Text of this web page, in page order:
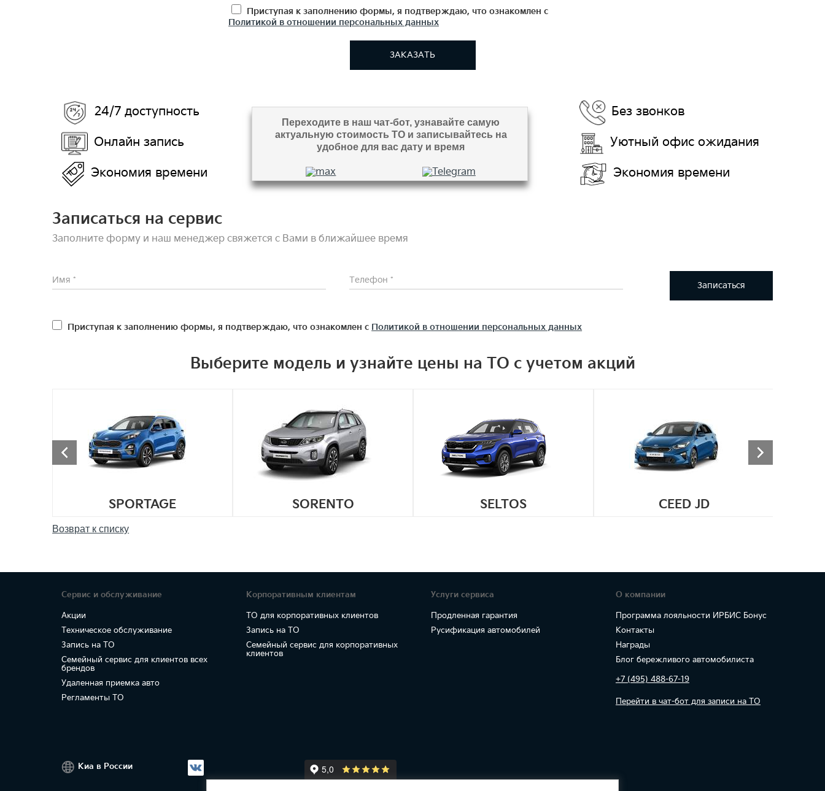
Приступая к заполнению формы, я подтверждаю, что ознакомлен с
Политикой в отношении персональных данных
ЗАКАЗАТЬ
24/7 доступность
Онлайн запись
Экономия времени
Переходите в наш чат-бот, узнавайте самую
актуальную стоимость ТО и записывайтесь на
удобное для вас дату и время
Без звонков
Уютный офис ожидания
Экономия времени
Записаться на сервис
Заполните форму и наш менеджер свяжется с Вами в ближайшее время
Записаться
Приступая к заполнению формы, я подтверждаю, что ознакомлен с Политикой в отношении персональных данных
Выберите модель и узнайте цены на ТО с учетом акций
SPORTAGE SORENTO SELTOS CEED JD
Возврат к списку
Сервис и обслуживание
Акции
Техническое обслуживание
Запись на ТО
Семейный сервис для клиентов всех
брендов
Удаленная приемка авто
Регламенты ТО
Корпоративным клиентам
ТО для корпоративных клиентов
Запись на ТО
Семейный сервис для корпоративных
клиентов
Услуги сервиса
Продленная гарантия
Русификация автомобилей
О компании
Программа лояльности ИРБИС Бонус
Контакты
Награды
Блог бережливого автомобилиста
+7 (495) 488-67-19
Перейти в чат-бот для записи на ТО
Киа в России